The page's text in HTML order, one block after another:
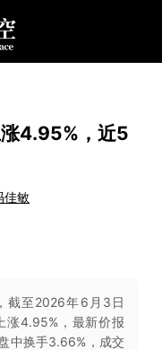
4.95%，近5
佳敏
截至2026年6月3日
涨4.95%，最新价报
中换手3.66%，成交